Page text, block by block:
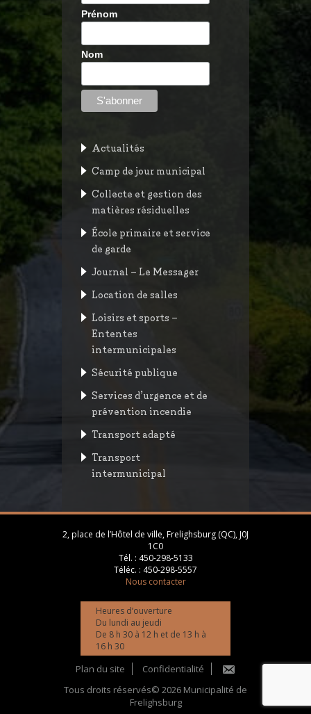
Prénom
Nom
Actualités
Camp de jour municipal
Collecte et gestion des
matières résiduelles
École primaire et service
de garde
Journal – Le Messager
Location de salles
Loisirs et sports –
Ententes
intermunicipales
Sécurité publique
Services d’urgence et de
prévention incendie
Transport adapté
Transport
intermunicipal
2, place de l’Hôtel de ville, Frelighsburg (QC), J0J
1C0
Tél. : 450-298-5133
Téléc. : 450-298-5557
Nous contacter
Heures d’ouverture
Du lundi au jeudi
De 8 h 30 à 12 h et de 13 h à
16 h 30
Plan du site
Confidentialité
Tous droits réservés© 2026 Municipalité de
Frelighsburg